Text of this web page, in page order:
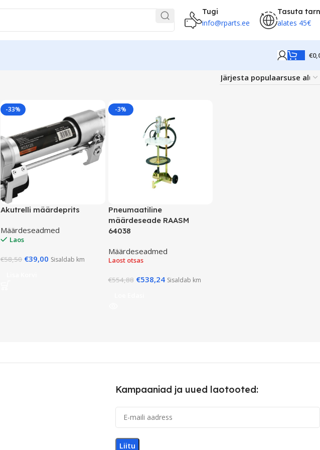
Tugi
info@rparts.ee
Tasuta
alates 45€
€
-33%
Akutrelli määrdeprits
Määrdeseadmed
Laos
€58,50 €39,00 Sisaldab km
-3%
Pneumaatiline
määrdeseade RAASM
64038
Määrdeseadmed
Laost otsas
€554,88 €538,24 Sisaldab km
Kampaaniad ja uued laotooted: